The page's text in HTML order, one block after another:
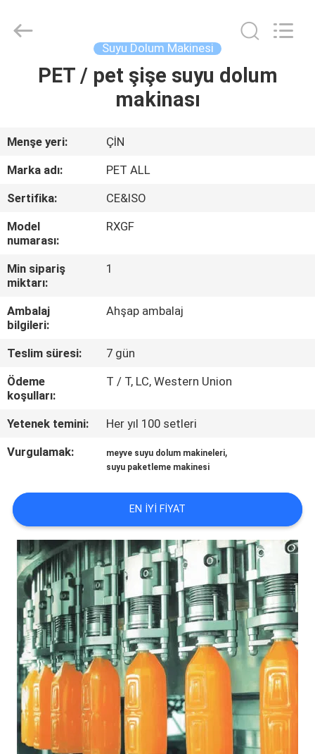
S
VİDEOLAR
HAKKIMIZDA
FABRIKA
TURU
KALITE
KONTROL
BIZIMLE
GEÇIN
HABERLER
BIR
TEKLIF
ISTEĞI
SITE
HARITASI
PRIVACY
POLICY
Suyu Dolum Makinesi
PET / pet şişe suyu dolum
makinası
Menşe yeri:
ÇİN
Marka adı:
PET ALL
Sertifika:
CE&ISO
Model
numarası:
RXGF
Min sipariş
miktarı:
1
Ambalaj
bilgileri:
Ahşap ambalaj
Teslim süresi:
7 gün
Ödeme
koşulları:
T / T, LC, Western Union
Yetenek temini:
Her yıl 100 setleri
Vurgulamak:
meyve suyu dolum makineleri,
suyu paketleme makinesi
EN IYI FIYAT